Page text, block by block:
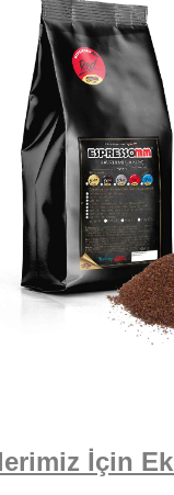
İçin